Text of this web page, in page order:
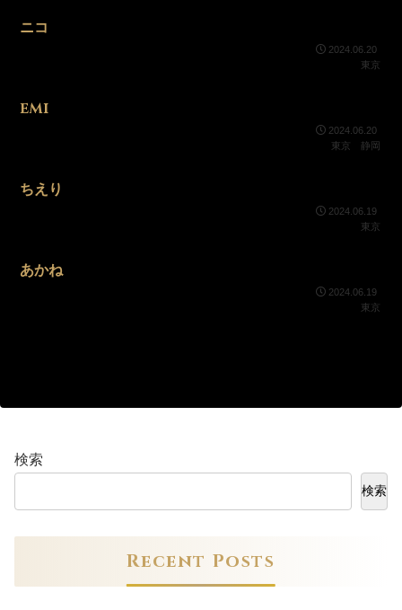
ニコ
2024.06.20
東京
EMI
2024.06.20
東京
静岡
ちえり
2024.06.19
東京
あかね
2024.06.19
東京
検索
検索
Recent Posts